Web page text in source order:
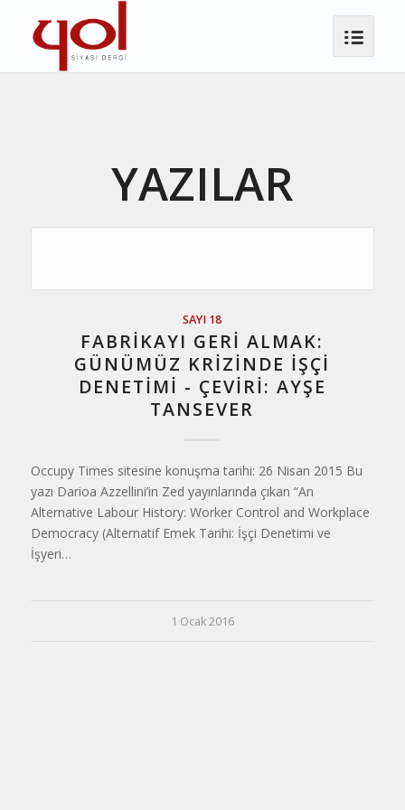
YAZILAR
SAYI 18
FABRIKAYI GERI ALMAK:
GÜNÜMÜZ KRIZINDE İŞÇI
DENETIMI - ÇEVIRI: AYŞE
TANSEVER
Occupy Times sitesine konuşma tarihi: 26 Nisan 2015 Bu
yazı Darioa Azzellini’in Zed yayınlarında çıkan “An
Alternative Labour History: Worker Control and Workplace
Democracy (Alternatif Emek Tarihi: İşçi Denetimi ve
İşyeri…
1 Ocak 2016